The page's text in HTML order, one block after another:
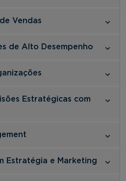
Vendas
de Alto Desempenho
Estratégicas com
Estratégia e Marketing